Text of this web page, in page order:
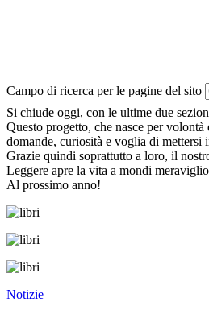
Campo di ricerca per le pagine del sito
Si chiude oggi, con le ultime due
Questo progetto, che nasce per
domande, curiosità e voglia di mettersi
Grazie quindi soprattutto a loro, il
Leggere apre la vita a mondi
Al prossimo anno!
Notizie